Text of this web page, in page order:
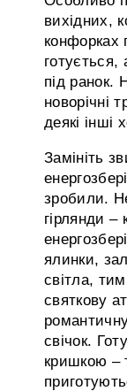
вихідних,
конфорках
готується,
під ранок.
новорічні
деякі інші
Замініть
зробили.
гірлянди –
ялинки,
світла,
святкову
свічок.
кришкою –